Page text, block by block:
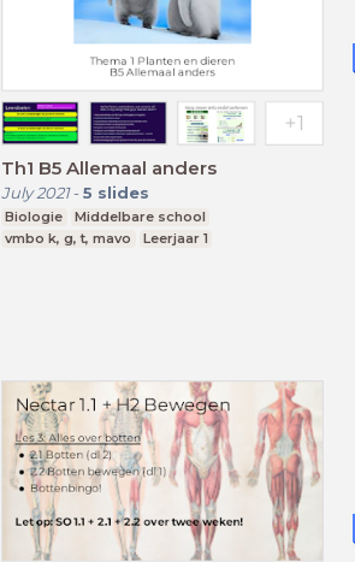
Th1 B5 Allemaal anders
July 2021- 5 slides
Biologie
Middelbare school
vmbo k, g, t, mavo
Leerjaar 1